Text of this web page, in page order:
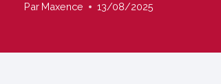
Par Maxence 13/08/2025